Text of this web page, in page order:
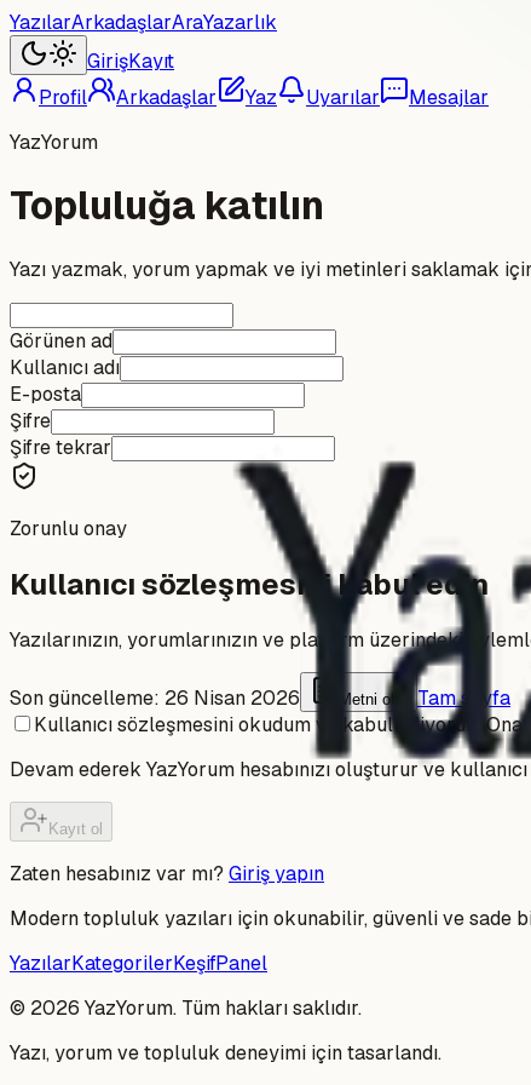
YazılarArkadaşlarAraYazarlık
GirişKayıt
Profil
Arkadaşlar Yaz Uyarılar
Mesajlar
YazYorum
Topluluğa katılın
Yazı yazmak, yorum yapmak ve iyi metinleri saklamak
Görünen ad
Kullanıcı adı
E-posta
Şifre
Şifre tekrar
Zorunlu onay
Kullanıcı sözleşmesini kabul edin
Yazılarınızın, yorumlarınızın ve platform üzerindeki
Son güncelleme: 26 Nisan 2026 Metni oku
Tam sayfa
Kullanıcı sözleşmesini okudum ve kabul ediyorum.
Devam ederek YazYorum hesabınızı oluşturur ve
Kayıt ol
Zaten hesabınız var mı? Giriş yapın
Modern topluluk yazıları için okunabilir, güvenli ve sade
YazılarKategorilerKeşifPanel
© 2026 YazYorum. Tüm hakları saklıdır.
Yazı, yorum ve topluluk deneyimi için tasarlandı.